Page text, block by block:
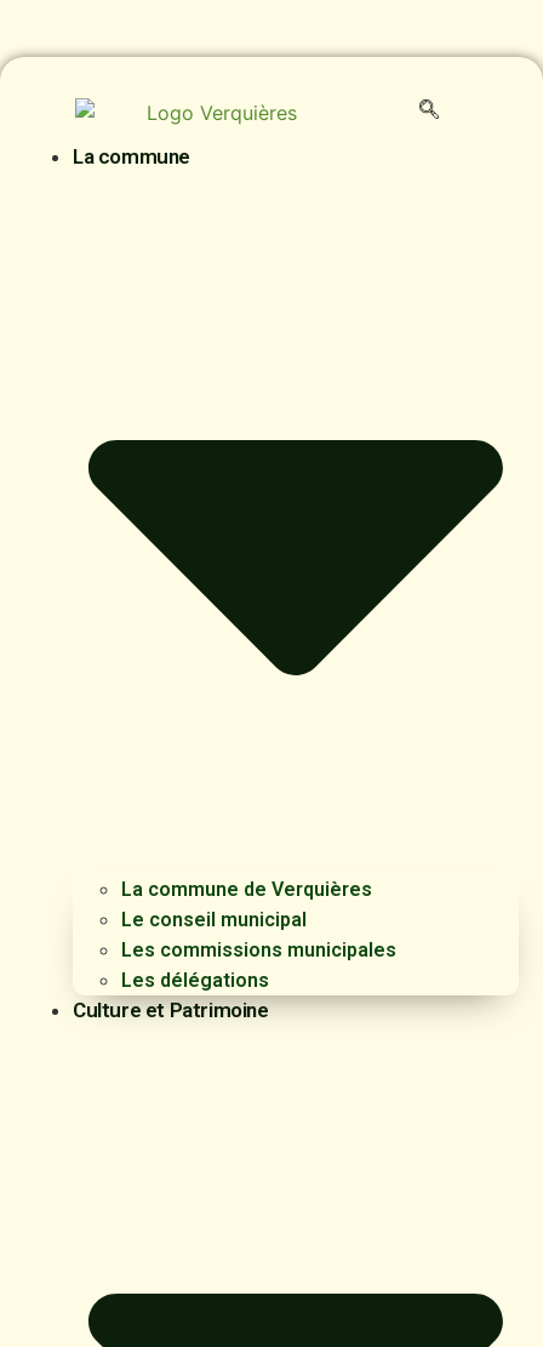
La commune
La commune de Verquières
Le conseil municipal
Les commissions municipales
Les délégations
Culture et Patrimoine